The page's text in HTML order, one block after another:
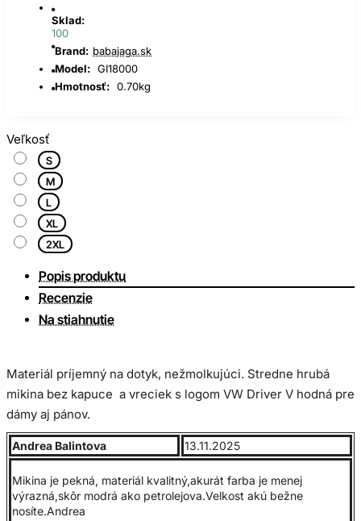
Sklad:
100
Brand: babajaga.sk
Model: GI18000
Hmotnosť: 0.70kg
Veľkosť
S
M
L
XL
2XL
Popis produktu
Recenzie
Na stiahnutie
Materiál príjemný na dotyk, nežmolkujúci. Stredne hrubá
mikina bez kapuce a vreciek s logom VW Driver V hodná pre
dámy aj pánov.
Hrúbka 271.0 G / m2 ,materiál 50% bavlna, 50% Polyester.
V prípade, že sa rozhodujete medzi dvoma veľkosťami
Andrea Balintova 13.11.2025
Mikina je pekná, materiál kvalitný,akurát farba je menej
výrazná,skôr modrá ako petrolejova.Velkost akú bežne
nosíte.Andrea